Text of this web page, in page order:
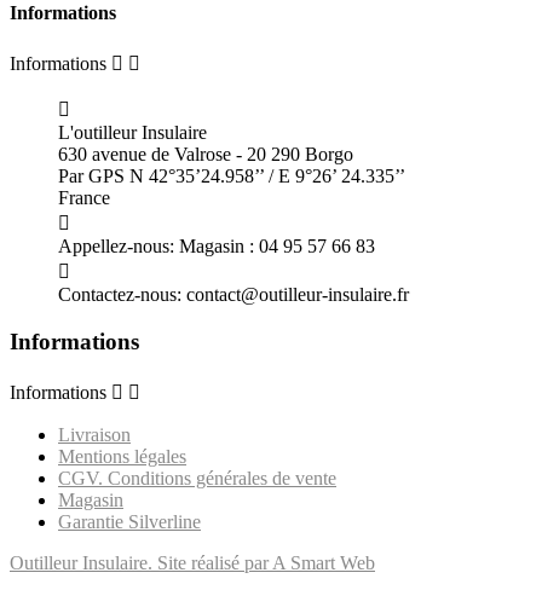
Informations
Informations  

L'outilleur Insulaire
630 avenue de Valrose - 20 290 Borgo
Par GPS N 42°35’24.958’’ / E 9°26’ 24.335’’
France

Appellez-nous: Magasin : 04 95 57 66 83

Contactez-nous: contact@outilleur-insulaire.fr
Informations
Informations  
Livraison
Mentions légales
CGV. Conditions générales de vente
Magasin
Garantie Silverline
Outilleur Insulaire. Site réalisé par A Smart Web